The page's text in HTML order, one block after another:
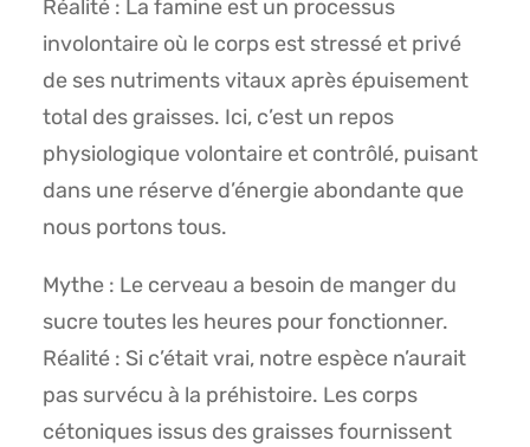
Réalité : La famine est un processus
involontaire où le corps est stressé et privé
de ses nutriments vitaux après épuisement
total des graisses. Ici, c’est un repos
physiologique volontaire et contrôlé, puisant
dans une réserve d’énergie abondante que
nous portons tous.
Mythe : Le cerveau a besoin de manger du
sucre toutes les heures pour fonctionner.
Réalité : Si c’était vrai, notre espèce n’aurait
pas survécu à la préhistoire. Les corps
cétoniques issus des graisses fournissent